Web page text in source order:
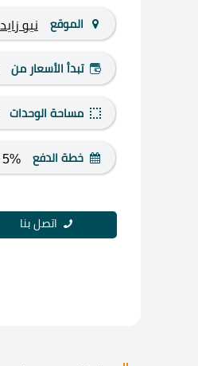
الموقع نيو زايد
تبدأ الأسعار من
مساحة الوحدات
خطة الدفع 5% مقدم و تقسيط حتي 8 سنوات
اتصل بنا